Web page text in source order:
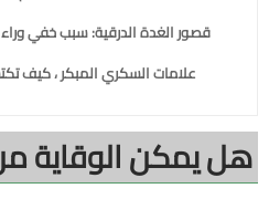
قصور الغدة الدرقية: سبب خفي
علامات السكري المبكر ، كيف
هل يمكن الوقاية